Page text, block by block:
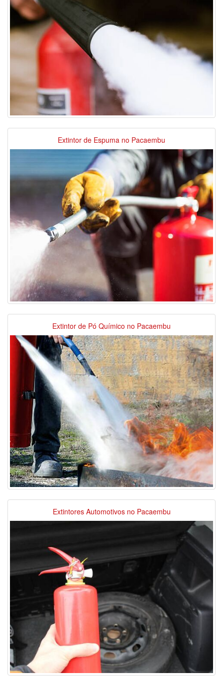
Extintor de Espuma no Pacaembu
Extintor de Pó Químico no Pacaembu
Extintores Automotivos no Pacaembu